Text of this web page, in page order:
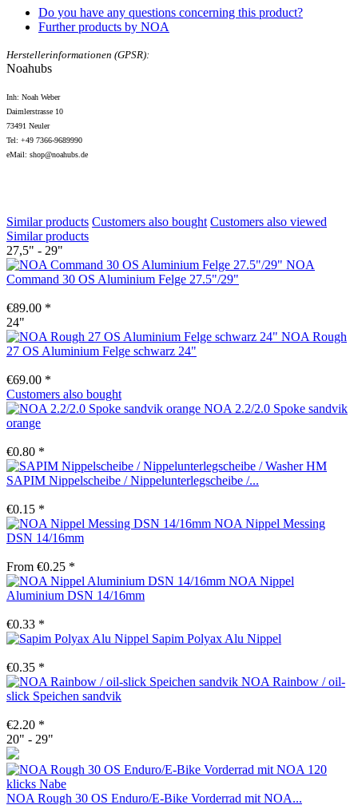
Do you have any questions concerning this product?
Further products by NOA
Herstellerinformationen (GPSR):
Noahubs
Inh: Noah Weber
Daimlerstrasse 10
73491 Neuler
Tel: +49 7366-9689990
eMail: shop@noahubs.de
Similar products Customers also bought Customers also viewed
Similar products
27,5" - 29"
NOA
Command 30 OS Aluminium Felge 27.5"/29"
€89.00 *
24"
NOA Rough
27 OS Aluminium Felge schwarz 24"
€69.00 *
Customers also bought
NOA 2.2/2.0 Spoke sandvik
orange
€0.80 *
SAPIM Nippelscheibe / Nippelunterlegscheibe /...
€0.15 *
NOA Nippel Messing
DSN 14/16mm
From €0.25 *
NOA Nippel
Aluminium DSN 14/16mm
€0.33 *
Sapim Polyax Alu Nippel
€0.35 *
NOA Rainbow / oil-
slick Speichen sandvik
€2.20 *
20" - 29"
NOA Rough 30 OS Enduro/E-Bike Vorderrad mit NOA...